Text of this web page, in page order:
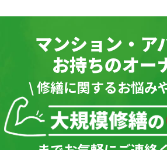
マンション・ア
お持ちのオー
\ 修繕に関するお悩み